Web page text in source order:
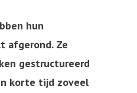
hun
afgerond. Ze
gestructureerd
korte tijd zoveel